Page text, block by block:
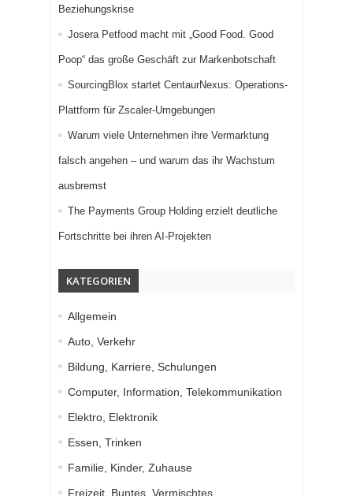
Beziehungskrise
Josera Petfood macht mit „Good Food. Good
Poop“ das große Geschäft zur Markenbotschaft
SourcingBlox startet CentaurNexus: Operations-
Plattform für Zscaler-Umgebungen
Warum viele Unternehmen ihre Vermarktung
falsch angehen – und warum das ihr Wachstum
ausbremst
The Payments Group Holding erzielt deutliche
Fortschritte bei ihren AI-Projekten
KATEGORIEN
Allgemein
Auto, Verkehr
Bildung, Karriere, Schulungen
Computer, Information, Telekommunikation
Elektro, Elektronik
Essen, Trinken
Familie, Kinder, Zuhause
Freizeit, Buntes, Vermischtes